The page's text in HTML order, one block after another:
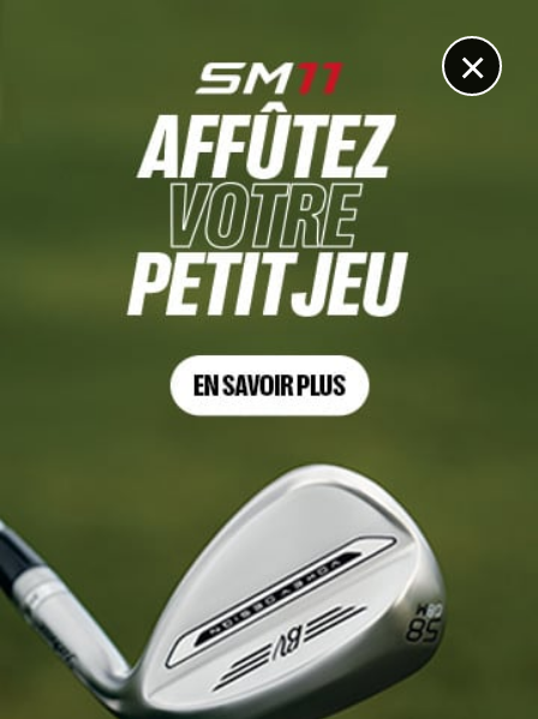
×
Félix Mory
3 NOV. 2024 | ROLEX CHALLENGE TOUR GRAND FINAL, TOUR 3
Félix Mory : « Je sens qu’il y en a
sous le pied »
2 NOV. 2024 | ROLEX CHALLENGE TOUR GRAND FINAL, TOUR 3